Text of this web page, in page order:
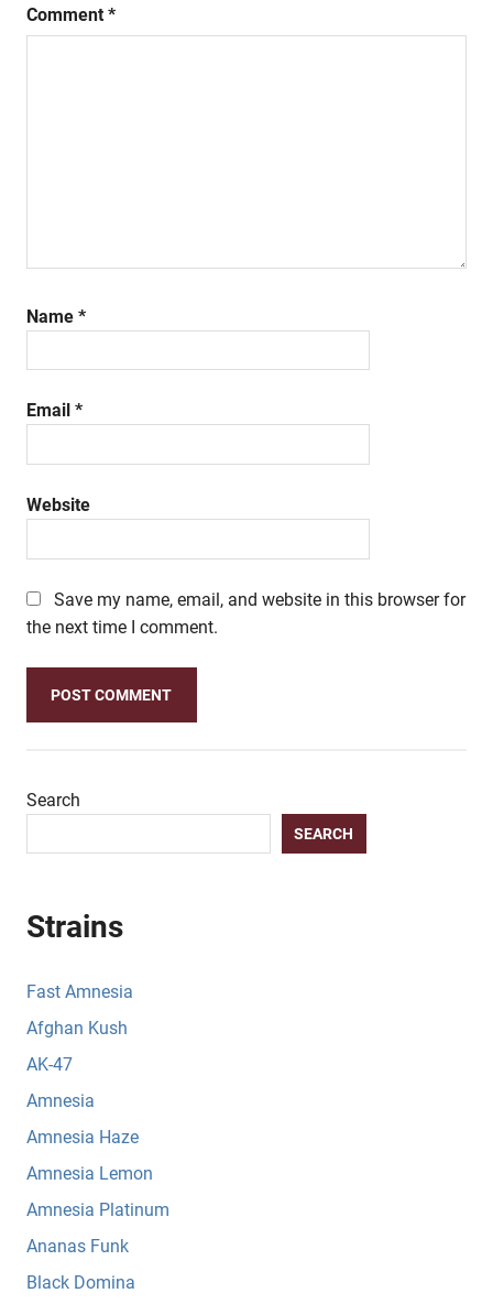
Comment *
Name *
Email *
Website
Save my name, email, and website in this browser for
the next time I comment.
Search
SEARCH
Strains
Fast Amnesia
Afghan Kush
AK-47
Amnesia
Amnesia Haze
Amnesia Lemon
Amnesia Platinum
Ananas Funk
Black Domina